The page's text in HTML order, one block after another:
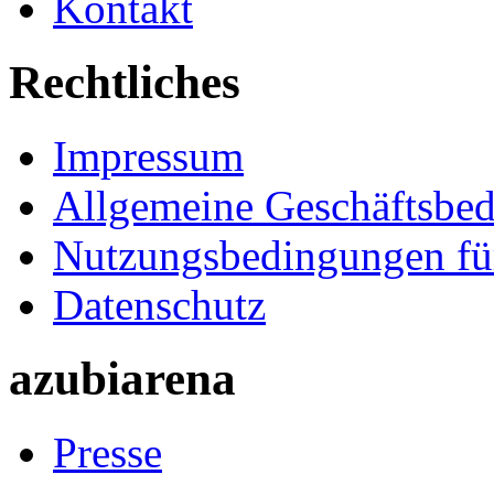
Rechtliches
Impressum
Allgemeine
Nutzungsbedingungen
Datenschutz
azubiarena
Presse